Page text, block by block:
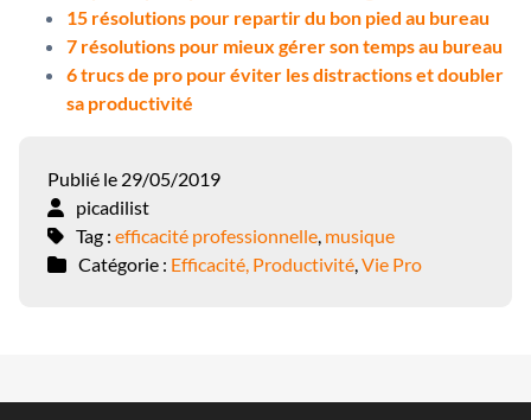
15 résolutions pour repartir du bon pied au bureau
7 résolutions pour mieux gérer son temps au bureau
6 trucs de pro pour éviter les distractions et doubler
sa productivité
Publié le 29/05/2019
picadilist
Tag : efficacité professionnelle, musique
Catégorie : Efficacité, Productivité,Vie Pro